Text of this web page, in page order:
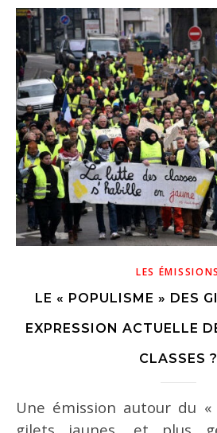
LES ÉMISSIONS
LE « POPULISME » DES
EXPRESSION ACTUELLE
CLASSES ?
Une émission autour du « populisme » des